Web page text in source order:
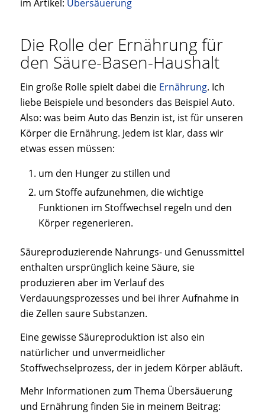
im Artikel: Übersäuerung
Die Rolle der Ernährung für
den Säure-Basen-Haushalt
Ein große Rolle spielt dabei die Ernährung. Ich
liebe Beispiele und besonders das Beispiel Auto.
Also: was beim Auto das Benzin ist, ist für unseren
Körper die Ernährung. Jedem ist klar, dass wir
etwas essen müssen:
um den Hunger zu stillen und
um Stoffe aufzunehmen, die wichtige
Funktionen im Stoffwechsel regeln und den
Körper regenerieren.
Säureproduzierende Nahrungs- und Genussmittel
enthalten ursprünglich keine Säure, sie
produzieren aber im Verlauf des
Verdauungsprozesses und bei ihrer Aufnahme in
die Zellen saure Substanzen.
Eine gewisse Säureproduktion ist also ein
natürlicher und unvermeidlicher
Stoffwechselprozess, der in jedem Körper abläuft.
Mehr Informationen zum Thema Übersäuerung
und Ernährung finden Sie in meinem Beitrag: